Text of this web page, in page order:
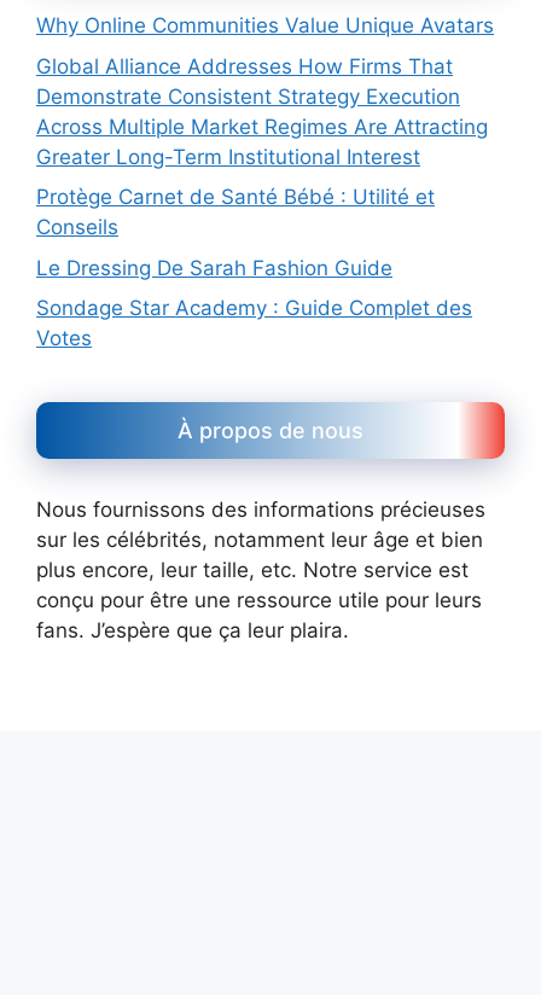
Why Online Communities Value Unique Avatars
Global Alliance Addresses How Firms That
Demonstrate Consistent Strategy Execution
Across Multiple Market Regimes Are Attracting
Greater Long-Term Institutional Interest
Protège Carnet de Santé Bébé : Utilité et
Conseils
Le Dressing De Sarah Fashion Guide
Sondage Star Academy : Guide Complet des
Votes
À propos de nous
Nous fournissons des informations précieuses
sur les célébrités, notamment leur âge et bien
plus encore, leur taille, etc. Notre service est
conçu pour être une ressource utile pour leurs
fans. J’espère que ça leur plaira.